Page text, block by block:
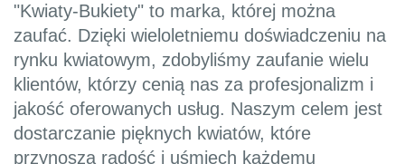
"Kwiaty-Bukiety" to marka, której można
zaufać. Dzięki wieloletniemu doświadczeniu na
rynku kwiatowym, zdobyliśmy zaufanie wielu
klientów, którzy cenią nas za profesjonalizm i
jakość oferowanych usług. Naszym celem jest
dostarczanie pięknych kwiatów, które
przynoszą radość i uśmiech każdemu